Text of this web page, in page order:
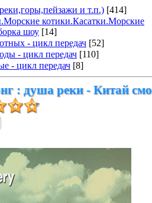
и т.п.) [414]
котики.Касатки.Морские
шоу [14]
- цикл передач [52]
- цикл передач [110]
- цикл передач [8]
: душа реки - Китай